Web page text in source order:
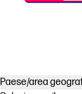
Paese/area